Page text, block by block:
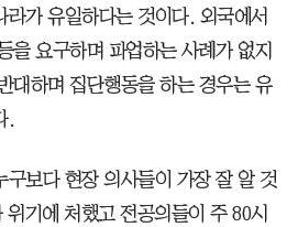
라가 유일하다는 것이다. 외국에서
을 요구하며 파업하는 사례가 없지
대하며 집단행동을 하는 경우는 유
.
구보다 현장 의사들이 가장 잘 알 것
기에 처했고 전공의들이 주 80시